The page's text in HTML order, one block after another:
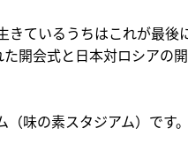
ているうちはこれが最後
た開会式と日本対ロシアの
味の素スタジアム）です。